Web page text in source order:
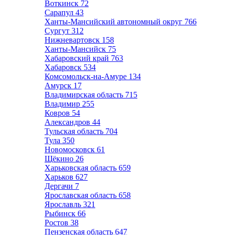
Воткинск 72
Сарапул 43
Ханты-Мансийский автономный округ 766
Сургут 312
Нижневартовск 158
Ханты-Мансийск 75
Хабаровский край 763
Хабаровск 534
Комсомольск-на-Амуре 134
Амурск 17
Владимирская область 715
Владимир 255
Ковров 54
Александров 44
Тульская область 704
Тула 350
Новомосковск 61
Щёкино 26
Харьковская область 659
Харьков 627
Дергачи 7
Ярославская область 658
Ярославль 321
Рыбинск 66
Ростов 38
Пензенская область 647